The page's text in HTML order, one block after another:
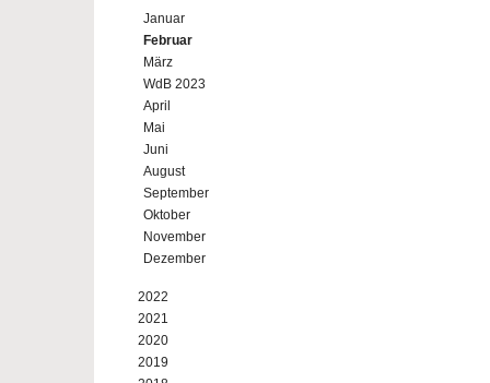
Januar
Februar
März
WdB 2023
April
Mai
Juni
August
September
Oktober
November
Dezember
2022
2021
2020
2019